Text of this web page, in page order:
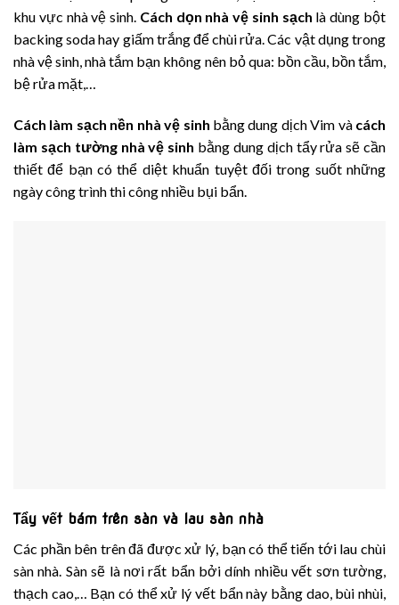
khu vực nhà vệ sinh. Cách dọn nhà vệ sinh sạch là dùng bột
backing soda hay giấm trắng để chùi rửa. Các vật dụng trong
nhà vệ sinh, nhà tắm bạn không nên bỏ qua: bồn cầu, bồn tắm,
bệ rửa mặt,…
Cách làm sạch nền nhà vệ sinh bằng dung dịch Vim và cách
làm sạch tường nhà vệ sinh bằng dung dịch tẩy rửa sẽ cần
thiết để bạn có thể diệt khuẩn tuyệt đối trong suốt những
ngày công trình thi công nhiều bụi bẩn.
Tẩy vết bám trên sàn và lau sàn nhà
Các phần bên trên đã được xử lý, bạn có thể tiến tới lau chùi
sàn nhà. Sàn sẽ là nơi rất bẩn bởi dính nhiều vết sơn tường,
thạch cao,… Bạn có thể xử lý vết bẩn này bằng dao, bùi nhùi,